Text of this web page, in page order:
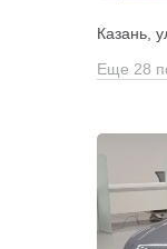
Казань,
Еще 28